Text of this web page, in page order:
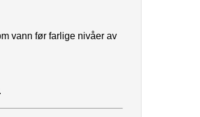
vann før farlige nivåer av